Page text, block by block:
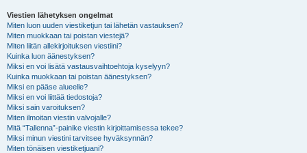
Viestien lähetyksen ongelmat
Miten luon uuden viestiketjun tai lähetän vastauksen?
Miten muokkaan tai poistan viestejä?
Miten liitän allekirjoituksen viestiini?
Kuinka luon äänestyksen?
Miksi en voi lisätä vastausvaihtoehtoja kyselyyn?
Kuinka muokkaan tai poistan äänestyksen?
Miksi en pääse alueelle?
Miksi en voi liittää tiedostoja?
Miksi sain varoituksen?
Miten ilmoitan viestin valvojalle?
Mitä “Tallenna”-painike viestin kirjoittamisessa tekee?
Miksi minun viestini tarvitsee hyväksynnän?
Miten tönäisen viestiketjuani?